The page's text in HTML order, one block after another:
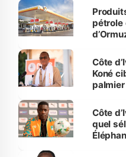
pétrole
Côte
Koné
Côte
quel